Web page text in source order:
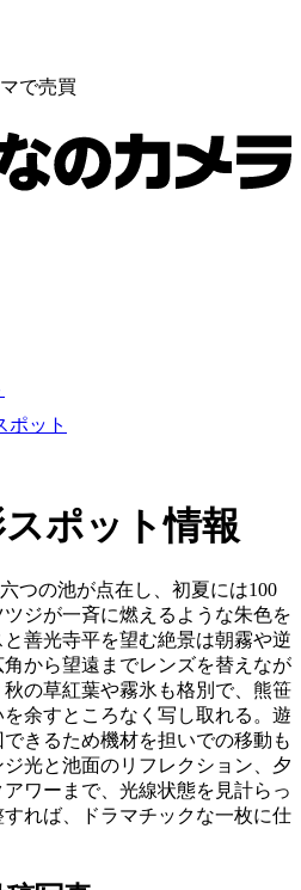
で売買
ポット
ポット情報
つの池が点在し、初夏には100
ジが一斉に燃えるような朱色を
善光寺平を望む絶景は朝霧や逆
から望遠までレンズを替えなが
の草紅葉や霧氷も格別で、熊笹
余すところなく写し取れる。遊
きるため機材を担いでの移動も
光と池面のリフレクション、夕
ワーまで、光線状態を見計らっ
れば、ドラマチックな一枚に仕